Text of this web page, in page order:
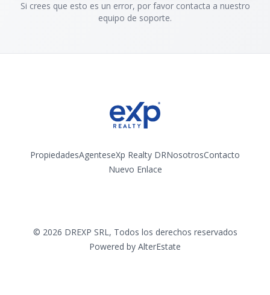
Si crees que esto es un error, por favor contacta a nuestro
equipo de soporte.
PropiedadesAgenteseXp Realty DRNosotrosContacto
Nuevo Enlace
© 2026 DREXP SRL, Todos los derechos reservados
Powered by AlterEstate